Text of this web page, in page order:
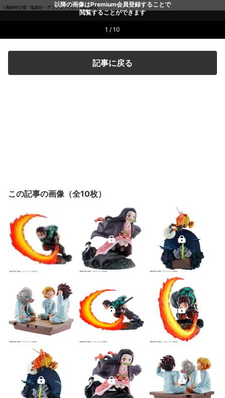
以降の画像はPremium会員登録することで
閲覧することができます
1 / 10
記事に戻る
この記事の画像（全10枚）